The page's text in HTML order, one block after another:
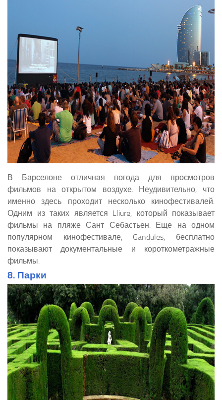
В Барселоне отличная погода для просмотров
фильмов на открытом воздухе. Неудивительно, что
именно здесь проходит несколько кинофестивалей.
Одним из таких является Lliure, который показывает
фильмы на пляже Сант Себастьен. Еще на одном
популярном кинофестивале, Gandules, бесплатно
показывают документальные и короткометражные
фильмы.
8. Парки